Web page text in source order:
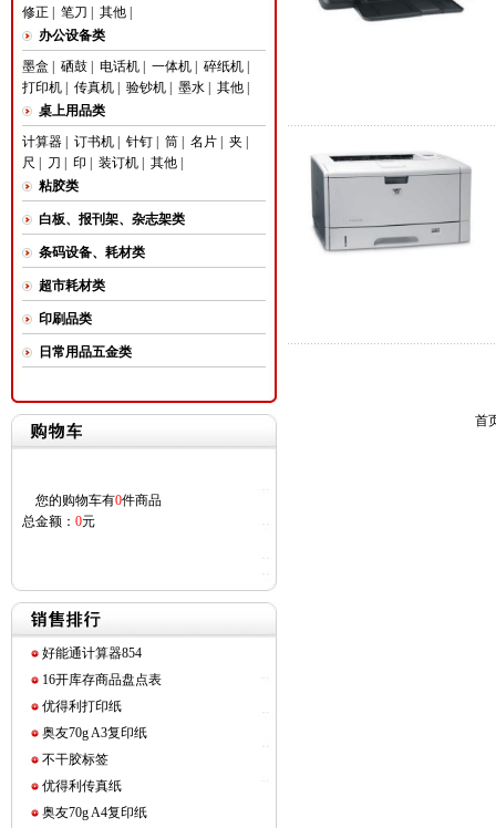
修正
笔刀 其他|
办公设备类
墨盒
硒鼓| 电话机| 一体机| 碎纸机|
打印机| 传真机| 验钞机| 墨水| 其他|
桌上用品类
计算器| 订书机| 针钉| 筒| 名片| 夹
尺
刀 印 装订机| 其他|
粘胶类
白板、报刊架、杂志架类
条码设备、耗材类
超市耗材类
印刷品类
日常用品五金类
您的购物车有0件商品
总金额： 0元
好能通计算器854
16开库存商品盘点表
优得利打印纸
奥友70g A3复印纸
不干胶标签
优得利传真纸
奥友70g A4复印纸
首